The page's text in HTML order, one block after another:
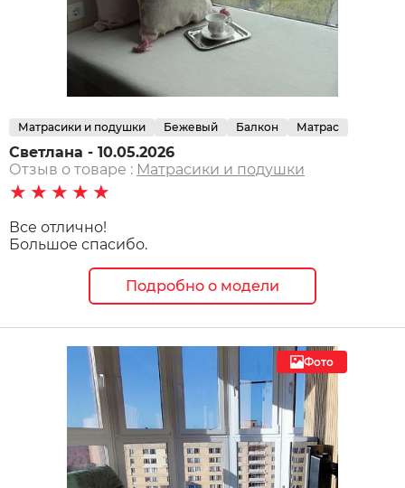
Матрасики и подушки Бежевый Балкон Матрас
Светлана - 10.05.2026
Отзыв о товаре : Матрасики и подушки
★★★★★
Все отлично!
Большое спасибо.
Подробно о модели
Фото